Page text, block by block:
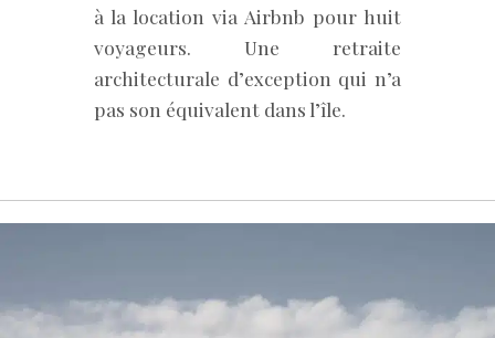
à la location via Airbnb pour huit
voyageurs. Une retraite
architecturale d’exception qui n’a
pas son équivalent dans l’île.